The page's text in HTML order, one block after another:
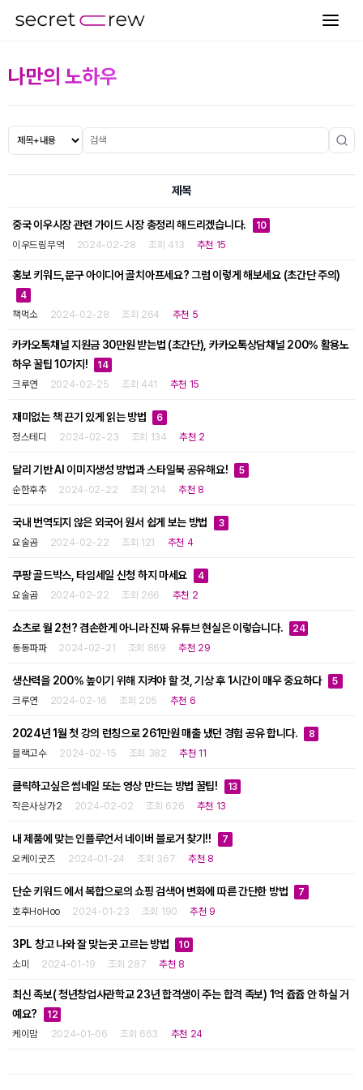
나만의 노하우
제목
중국 이우시장 관련 가이드 시장 총정리 해드리겠습니다. 10
이우드림무역 2024-02-28 조회 413 추천 15
홍보 키워드,문구 아이디어 골치아프세요? 그럼 이렇게 해보세요 (초간단 주의)
4
책먹소 2024-02-28 조회 264 추천 5
카카오톡채널 지원금 30만원 받는법 (초간단), 카카오톡상담채널 200% 활용노
하우 꿀팁 10가지!
14
크루연 2024-02-25 조회 441 추천 15
재미없는 책 끈기 있게 읽는 방법 6
정스테디 2024-02-23 조회 134 추천 2
달리 기반 AI 이미지생성 방법과 스타일북 공유해요! 5
순한후추 2024-02-22 조회 214 추천 8
국내 번역되지 않은 외국어 원서 쉽게 보는 방법 3
요술곰 2024-02-22 조회 121 추천 4
쿠팡 골드박스, 타임세일 신청 하지 마세요 4
요술곰 2024-02-22 조회 266 추천 2
쇼츠로 월 2천? 겸손한게 아니라 진짜 유튜브 현실은 이렇습니다. 24
동동파파 2024-02-21 조회 869 추천 29
생산력을 200% 높이기 위해 지켜야 할 것, 기상 후 1시간이 매우 중요하다 5
크루연 2024-02-16 조회 205 추천 6
2024년 1월 첫 강의 런칭으로 261만원 매출 냈던 경험 공유 합니다. 8
블랙고수 2024-02-15 조회 382 추천 11
클릭하고싶은 썸네일 또는 영상 만드는 방법 꿀팁! 13
작은사상가2 2024-02-02 조회 626 추천 13
내 제품에 맞는 인플루언서 네이버 블로거 찾기!! 7
오케이굿즈 2024-01-24 조회 367 추천 8
단순 키워드 에서 복합으로의 쇼핑 검색어 변화에 따른 간단한 방법 7
호후HoHoo 2024-01-23 조회 190 추천 9
3PL 창고 나와 잘 맞는곳 고르는 방법 10
소미 2024-01-19 조회 287 추천 8
최신 족보( 청년창업사관학교 23년 합격생이 주는 합격 족보) 1억 쥽쥽 안 하실 거
예요?
12
케이맘 2024-01-06 조회 663 추천 24